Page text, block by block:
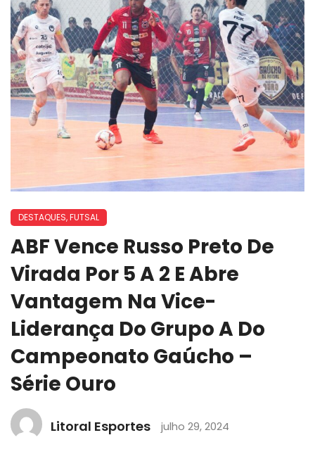
DESTAQUES,FUTSAL
ABF Vence Russo Preto De
Virada Por 5 A 2 E Abre
Vantagem Na Vice-
Liderança Do Grupo A Do
Campeonato Gaúcho –
Série Ouro
Litoral Esportes julho 29, 2024